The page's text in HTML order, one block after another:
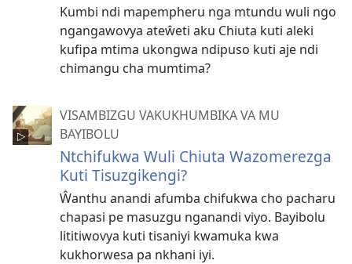
Kumbi ndi mapempheru nga mtundu wuli ngo
ngangawovya ateŵeti aku Chiuta kuti aleki
kufipa mtima ukongwa ndipuso kuti aje ndi
chimangu cha mumtima?
VISAMBIZGU VAKUKHUMBIKA VA MU
BAYIBOLU
Ntchifukwa Wuli Chiuta Wazomerezga
Kuti Tisuzgikengi?
Ŵanthu anandi afumba chifukwa cho pacharu
chapasi pe masuzgu nganandi viyo. Bayibolu
lititiwovya kuti tisaniyi kwamuka kwa
kukhorwesa pa nkhani iyi.